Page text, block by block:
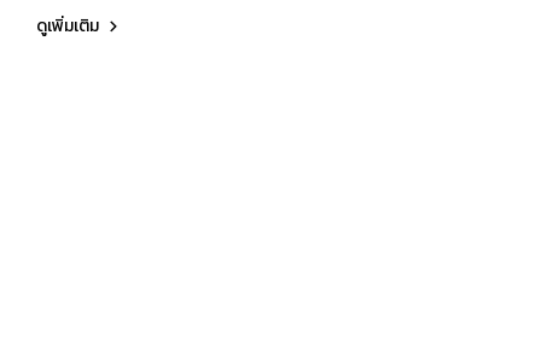
ดูเพิ่มเติม